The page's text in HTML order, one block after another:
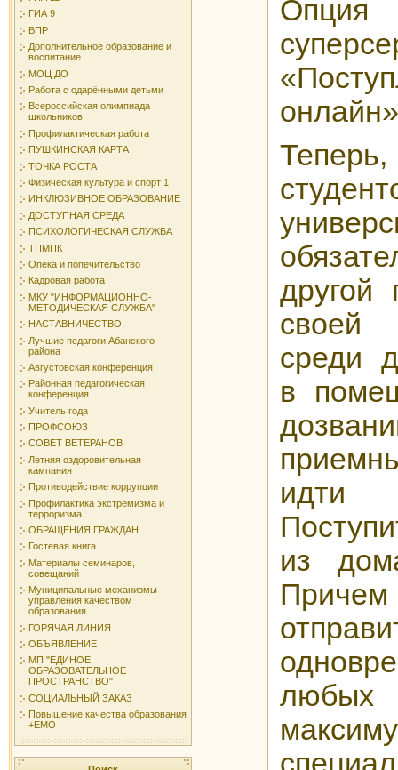
ГИА 9
ВПР
Дополнительное образование и
воспитание
МОЦ ДО
Работа с одарёнными детьми
Всероссийская олимпиада
школьников
Профилактическая работа
ПУШКИНСКАЯ КАРТА
ТОЧКА РОСТА
Физическая культура и спорт 1
ИНКЛЮЗИВНОЕ ОБРАЗОВАНИЕ
ДОСТУПНАЯ СРЕДА
ПСИХОЛОГИЧЕСКАЯ СЛУЖБА
ТПМПК
Опека и попечительство
Кадровая работа
МКУ "ИНФОРМАЦИОННО-
МЕТОДИЧЕСКАЯ СЛУЖБА"
НАСТАВНИЧЕСТВО
Лучшие педагоги Абанского
района
Августовская конференция
Районная педагогическая
конференция
Учитель года
ПРОФСОЮЗ
СОВЕТ ВЕТЕРАНОВ
Летняя оздоровительная
кампания
Противодействие коррупции
Профилактика экстремизма и
терроризма
ОБРАЩЕНИЯ ГРАЖДАН
Гостевая книга
Материалы семинаров,
совещаний
Муниципальные механизмы
управления качеством
образования
ГОРЯЧАЯ ЛИНИЯ
ОБЪЯВЛЕНИЕ
МП "ЕДИНОЕ
ОБРАЗОВАТЕЛЬНОЕ
ПРОСТРАНСТВО"
СОЦИАЛЬНЫЙ ЗАКАЗ
Повышение качества образования
+ЕМО
Опция
другой
своей
среди
в
идти
из
любых